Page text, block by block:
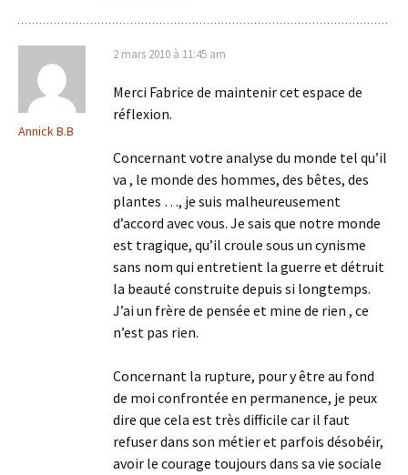
Annick B.B
2 mars 2010 à 11:45 am
Merci Fabrice de maintenir cet espace de
réflexion.
Concernant votre analyse du monde tel qu’il
va , le monde des hommes, des bêtes, des
plantes …, je suis malheureusement
d’accord avec vous. Je sais que notre monde
est tragique, qu’il croule sous un cynisme
sans nom qui entretient la guerre et détruit
la beauté construite depuis si longtemps.
J’ai un frère de pensée et mine de rien , ce
n’est pas rien.
Concernant la rupture, pour y être au fond
de moi confrontée en permanence, je peux
dire que cela est très difficile car il faut
refuser dans son métier et parfois désobéir,
avoir le courage toujours dans sa vie sociale